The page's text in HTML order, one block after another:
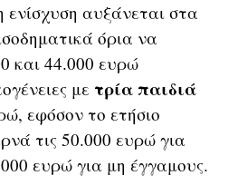
ενίσχυση αυξάνεται στα
όρια να
και 44.000 ευρώ
με τρία παιδιά
εφόσον το ετήσιο
τις 50.000 ευρώ για
ευρώ για μη έγγαμους.